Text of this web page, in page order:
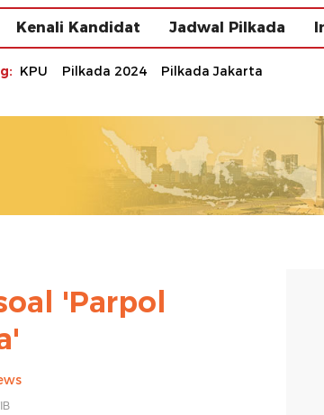
Kenali Kandidat Jadwal Pilkada
KPU Pilkada 2024 Pilkada Jakarta
'Parpol